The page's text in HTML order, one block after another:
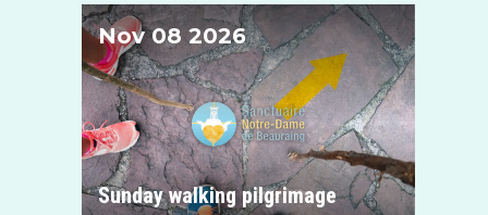
Nov 08 2026
Sunday walking pilgrimage
Sanctuaire de Notre-Dame de Beauraing